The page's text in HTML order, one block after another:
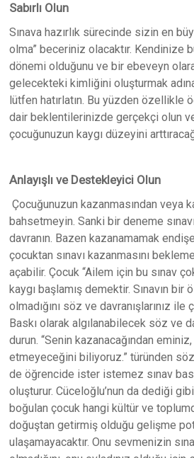
Sabırlı Olun
Sınava hazırlık sürecinde sizin en
olma” beceriniz olacaktır. Kendinize
dönemi olduğunu ve bir ebeveyn
gelecekteki kimliğini oluşturmak
lütfen hatırlatın. Bu yüzden özellikle
dair beklentilerinizde gerçekçi olun
çocuğunuzun kaygı düzeyini
Anlayışlı ve Destekleyici Olun
Çocuğunuzun kazanmasından veya
bahsetmeyin. Sanki bir deneme
davranın. Bazen kazanamamak
çocuktan sınavı kazanmasını
açabilir. Çocuk “Ailem için bu sınav
kaygı başlamış demektir. Sınavın bir
olmadığını söz ve davranışlarınız
Baskı olarak algılanabilecek söz ve
durun. “Senin kazanacağından
etmeyeceğini biliyoruz.” türünden
de öğrencide ister istemez sınav
oluşturur. Cüceloğlu’nun da dediği
boğulan çocuk hangi kültür ve
doğuştan getirmiş olduğu gelişme
ulaşamayacaktır. Onu sevmenizin